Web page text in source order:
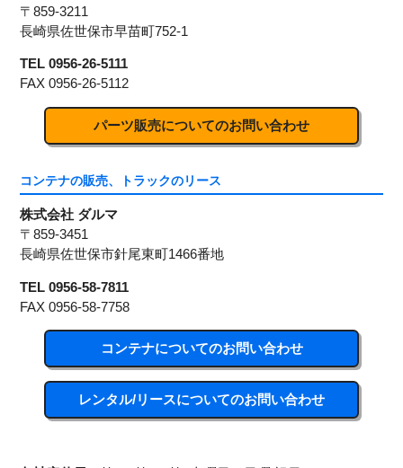
〒859-3211
長崎県佐世保市早苗町752-1
TEL 0956-26-5111
FAX 0956-26-5112
パーツ販売についてのお問い合わせ
コンテナの販売、トラックのリース
株式会社 ダルマ
〒859-3451
長崎県佐世保市針尾東町1466番地
TEL 0956-58-7811
FAX 0956-58-7758
コンテナについてのお問い合わせ
レンタル/リースについてのお問い合わせ